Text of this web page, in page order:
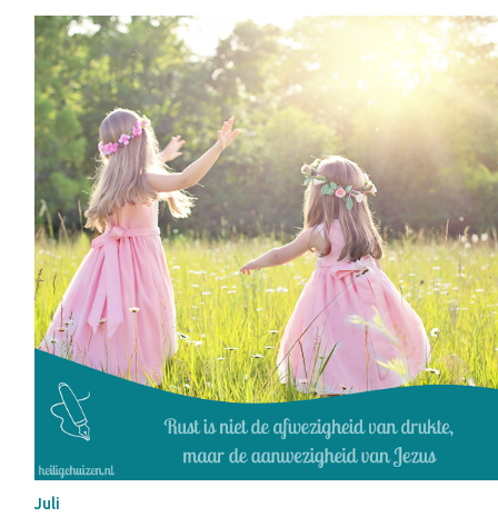
leven" is duidelijk doorgevoerd in het hele magazine. Niet alleen in
de vormgeving, maar ook in de onderwerpen. Het is een magazine
met voor ieder wat wils, maar vooral gericht op praktische
verdieping: wat vind je belangrijk in het leven, hoe kom je meer tot
bloei en hoe mag je jezelf laten zien? Daarnaast is er ook aandacht
voor verbinding met anderen; je wordt aangemoedigd om buiten je
eigen bubbel te kijken en contact te hebben met anderen. Mooi vind
ik de inkijkjes in het leven van andere christelijke vrouwen, waarin
geloof en het gewone, soms ook rommelige, dagelijks leven sam...
Juli